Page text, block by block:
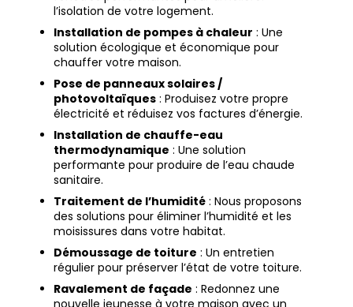
l’isolation de votre logement.
Installation de pompes à chaleur : Une
solution écologique et économique pour
chauffer votre maison.
Pose de panneaux solaires /
photovoltaïques : Produisez votre propre
électricité et réduisez vos factures d’énergie.
Installation de chauffe-eau
thermodynamique : Une solution
performante pour produire de l’eau chaude
sanitaire.
Traitement de l’humidité : Nous proposons
des solutions pour éliminer l’humidité et les
moisissures dans votre habitat.
Démoussage de toiture : Un entretien
régulier pour préserver l’état de votre toiture.
Ravalement de façade : Redonnez une
nouvelle jeunesse à votre maison avec un